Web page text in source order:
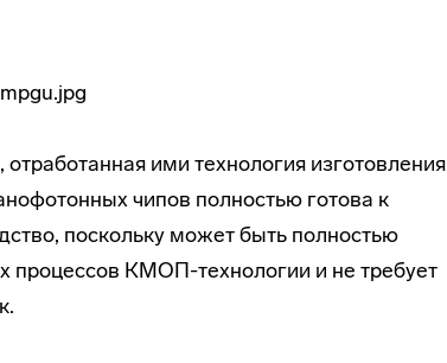
ими технология изготовления
чипов полностью готова к
поскольку может быть полностью
процессов КМОП-технологии и не требует